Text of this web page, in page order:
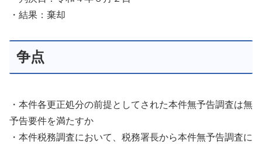
・結果：棄却
争点
・本件各更正処分の前提としてされた本件無予告調査は無
予告要件を満たすか
・本件税務調査において、税務署長から本件無予告調査に